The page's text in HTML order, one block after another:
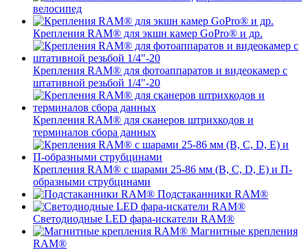
велосипед
Крепления RAM® для экшн камер GoPro® и др.
Крепления RAM® для фотоаппаратов и видеокамер с
штативной резьбой 1/4"-20
Крепления RAM® для сканеров штрихкодов и
терминалов сбора данных
Крепления RAM® с шарами 25-86 мм (B, C, D, E) и П-
образными струбцинами
Подстаканники RAM®
Светодиодные LED фара-искатели RAM®
Магнитные крепления
RAM®